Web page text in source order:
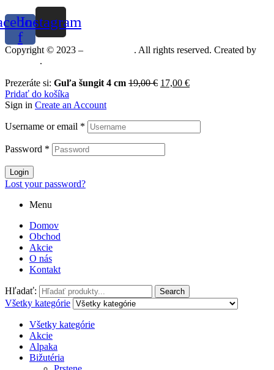
f
Instagram
Copyright © 2023 –
. All rights reserved. Created by
.
Prezeráte si: Guľa šungit 4 cm 19,00€ 17,00 €
Pridať do košíka
Sign in Create an Account
Username or email *
Password *
Login
Lost your password?
Menu
Domov
Obchod
Akcie
O nás
Kontakt
Hľadať: Search
Všetky kategórie
Všetky kategórie
Akcie
Alpaka
Bižutéria